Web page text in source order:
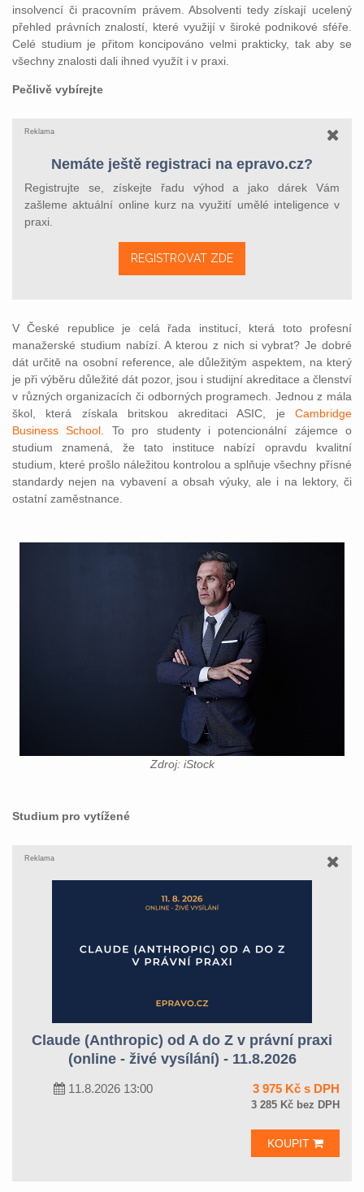
insolvencí či pracovním právem. Absolventi tedy získají ucelený
přehled právních znalostí, které využijí v široké podnikové sféře.
Celé studium je přitom koncipováno velmi prakticky, tak aby se
všechny znalosti dali ihned využít i v praxi.
Pečlivě vybírejte
Reklama
Nemáte ještě registraci na epravo.cz?
Registrujte se, získejte řadu výhod a jako dárek Vám
zašleme aktuální online kurz na využití umělé inteligence v
praxi.
REGISTROVAT ZDE
V České republice je celá řada institucí, která toto profesní
manažerské studium nabízí. A kterou z nich si vybrat? Je dobré
dát určitě na osobní reference, ale důležitým aspektem, na který
je při výběru důležité dát pozor, jsou i studijní akreditace a členství
v různých organizacích či odborných programech. Jednou z mála
škol, která získala britskou akreditaci ASIC, je Cambridge
Business School . To pro studenty i potencionální zájemce o
studium znamená, že tato instituce nabízí opravdu kvalitní
studium, které prošlo náležitou kontrolou a splňuje všechny přísné
standardy nejen na vybavení a obsah výuky, ale i na lektory, či
ostatní zaměstnance.
Zdroj: iStock
Studium pro vytížené
Reklama
Claude (Anthropic) od A do Z v právní praxi
(online - živé vysílání) - 11.8.2026
11.8.2026 13:00 3 975 Kč s DPH
3 285 Kč bez DPH
KOUPIT